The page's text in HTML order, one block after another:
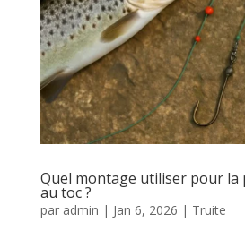
Quel montage utiliser pour la
au toc ?
par admin | Jan 6, 2026 | Truite